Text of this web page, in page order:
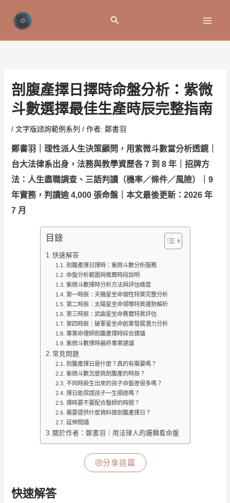
要
搜
剖腹產擇日擇時命盤分析：紫微
斗數選擇最佳生產時辰完整指南
/ 文字版諮詢範例系列 / 作者: 鄭書羽
鄭書羽｜理性派人生決策顧問，用紫微斗數當分析透鏡｜
台大法律系出身，法務與教學資歷各 7 到 8 年｜招牌方
法：人生盡職調查、三語判讀（機率／條件／風險）｜9
年實務，判讀逾 4,000 張命盤｜本文最後更新：2026 年
7 月
目錄
快速解答
剖腹產擇日擇時：紫微斗數分析服務
命盤分析範圍與推薦時段說明
紫微斗數擇時分析方法與評估維度
第一時辰：天機星坐命個性特質完整分析
第二時辰：太陽星坐命領導特質運勢解析
第三時辰：武曲星坐命務實特質評估
第四時辰：破軍星坐命創業發展潛力分析
專業命理師剖腹產擇時綜合建議
紫微斗數擇時最終專業建議
常見問題
剖腹產擇日是什麼？真的有需要嗎？
紫微斗數怎麼挑剖腹產的時辰？
不同時辰生出來的孩子命盤差很多嗎？
擇日能保證孩子一生順遂嗎？
擇時要不要配合醫師的時間？
需要提供什麼資料做剖腹產擇日？
延伸閱讀
關於作者：鄭書羽｜用法律人的邏輯看命盤
分享這篇
快速解答